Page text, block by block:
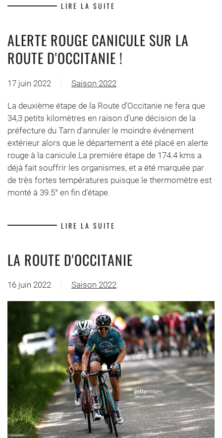
LIRE LA SUITE
ALERTE ROUGE CANICULE SUR LA
ROUTE D'OCCITANIE !
17 juin 2022 Saison 2022
La deuxième étape de la Route d’Occitanie ne fera que
34,3 petits kilomètres en raison d’une décision de la
préfecture du Tarn d'annuler le moindre événement
extérieur alors que le département a été placé en alerte
rouge à la canicule.La première étape de 174.4 kms a
déjà fait souffrir les organismes, et a été marquée par
de très fortes températures puisque le thermomètre est
monté à 39.5° en fin d’étape.
LIRE LA SUITE
LA ROUTE D'OCCITANIE
16 juin 2022 Saison 2022